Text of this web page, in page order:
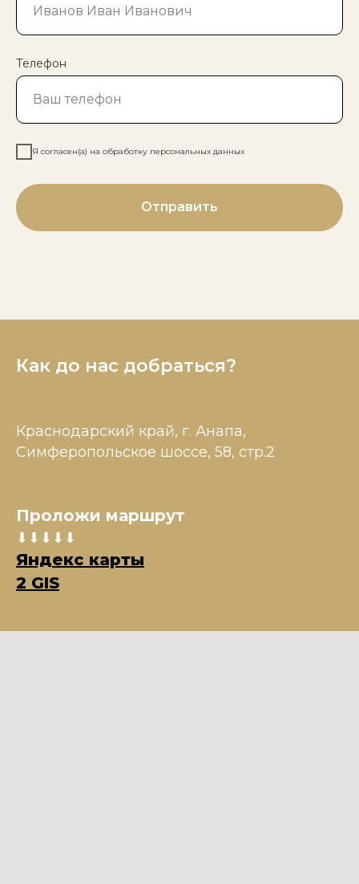
Телефон
Я согласен(а) на обработку персональных данных
Отправить
Как до нас добраться?
Краснодарский край, г. Анапа,
Симферопольское шоссе, 58, стр.2
Проложи маршрут
⬇⬇⬇⬇⬇
Яндекс карты
2 GIS